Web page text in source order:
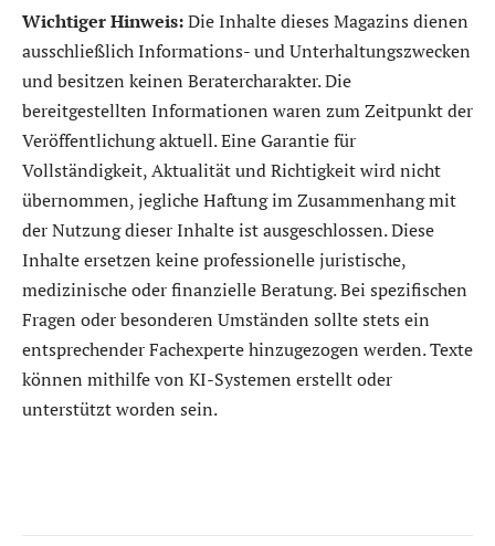
Wichtiger Hinweis:Die Inhalte dieses Magazins dienen
ausschließlich Informations- und Unterhaltungszwecken
und besitzen keinen Beratercharakter. Die
bereitgestellten Informationen waren zum Zeitpunkt der
Veröffentlichung aktuell. Eine Garantie für
Vollständigkeit, Aktualität und Richtigkeit wird nicht
übernommen, jegliche Haftung im Zusammenhang mit
der Nutzung dieser Inhalte ist ausgeschlossen. Diese
Inhalte ersetzen keine professionelle juristische,
medizinische oder finanzielle Beratung. Bei spezifischen
Fragen oder besonderen Umständen sollte stets ein
entsprechender Fachexperte hinzugezogen werden. Texte
können mithilfe von KI-Systemen erstellt oder
unterstützt worden sein.